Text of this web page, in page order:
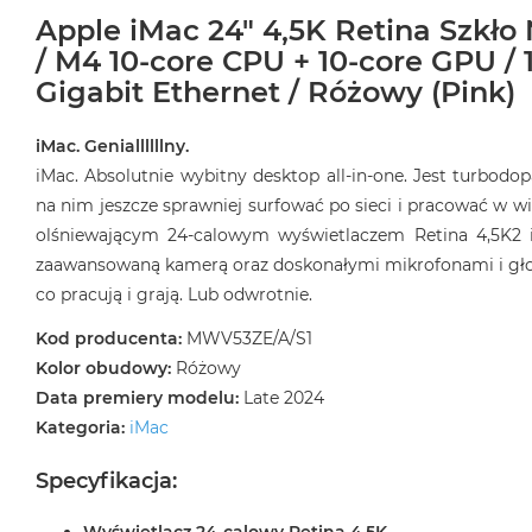
Apple iMac 24" 4,5K Retina
/ M4 10-core CPU + 10-core GPU /
Gigabit Ethernet / Różowy (Pink)
iMac. Geniallllllny.
iMac. Absolutnie wybitny desktop all‑in‑one. Jest
na nim jeszcze sprawniej surfować po sieci i pracować w
olśniewającym 24‑calowym wyświetlaczem Retina
zaawansowaną kamerą oraz doskonałymi mikrofonami i
co pracują i grają. Lub odwrotnie.
Kod producenta: MWV53ZE/A/S1
Kolor obudowy: Różowy
Data premiery modelu: Late 2024
Kategoria: iMac
Specyfikacja: